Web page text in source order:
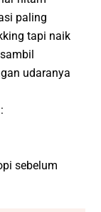
paling
tapi naik
udaranya
sebelum